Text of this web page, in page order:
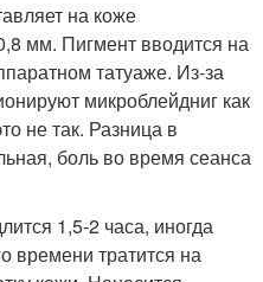
на коже
мм. Пигмент вводится на
татуаже. Из-за
микроблейдниг как
не так. Разница в
боль во время сеанса
1,5-2 часа, иногда
времени тратится на